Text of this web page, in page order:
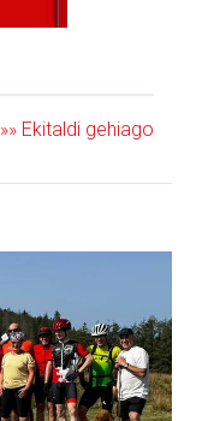
»» Ekitaldi gehiago